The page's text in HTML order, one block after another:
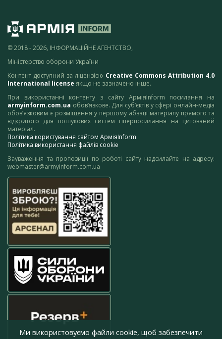
© 2018 - 2026, ІНФОРМАЦІЙНЕ АГЕНТСТВО,
Міністерство оборони України
Контент доступний за ліцензією Creative Commons Attribution 4.0
International license якщо не зазначено інше.
При використанні контенту з сайту АрміяInform посилання на
armyinform.com.ua обов’язкове. Для суб’єктів у сфері онлайн-медіа
обов’язковим є розміщення у першому абзаці матеріалу прямого та
відкритого для пошукових систем гіперпосилання на цитований
матеріал.
Політика користування сайтом АрміяInform
Політика використання файлів cookie
Зауваження та пропозиції по роботі сайту надсилайте на адресу:
webmaster@armyinform.com.ua
Ми використовуємо файли cookie, щоб забезпечити